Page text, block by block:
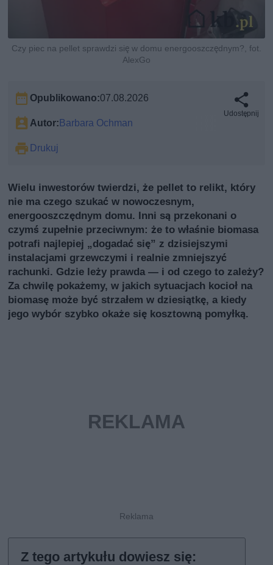
Czy piec na pellet sprawdzi się w domu energooszczędnym?, fot.
AlexGo
Opublikowano:07.08.2026
Autor: Barbara Ochman
Drukuj
Udostępnij
Wielu inwestorów twierdzi, że pellet to relikt, który
nie ma czego szukać w nowoczesnym,
energooszczędnym domu. Inni są przekonani o
czymś zupełnie przeciwnym: że to właśnie biomasa
potrafi najlepiej „dogadać się” z dzisiejszymi
instalacjami grzewczymi i realnie zmniejszyć
rachunki. Gdzie leży prawda — i od czego to zależy?
Za chwilę pokażemy, w jakich sytuacjach kocioł na
biomasę może być strzałem w dziesiątkę, a kiedy
jego wybór szybko okaże się kosztowną pomyłką.